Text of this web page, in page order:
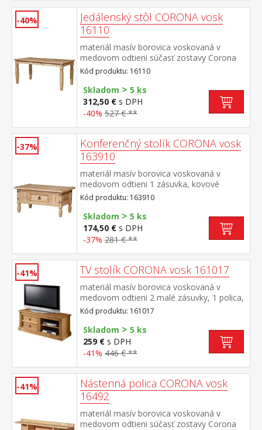
-40%
Jedálenský stôl CORONA vosk
16110
materiál masív borovica voskovaná v
medovom odtieni súčasť zostavy Corona
Kód produktu: 16110
Skladom > 5 ks
312,50 € s DPH
-40% 527 € **
-37%
Konferenčný stolík CORONA vosk
163910
materiál masív borovica voskovaná v
medovom odtieni 1 zásuvka, kovové
ozdobné úchytky súčasť zostavy Corona
Kód produktu: 163910
Skladom > 5 ks
174,50 € s DPH
-37% 281 € **
-41% TV stolík CORONA vosk 161017
materiál masív borovica voskovaná v
medovom odtieni 2 malé zásuvky, 1 polica,
kovové ozdobné úchytky súčasť zostavy
Corona
Kód produktu: 161017
Skladom > 5 ks
259 € s DPH
-41% 446 € **
-41%
Nástenná polica CORONA vosk
16492
materiál masív borovica voskovaná v
medovom odtieni súčasť zostavy Corona